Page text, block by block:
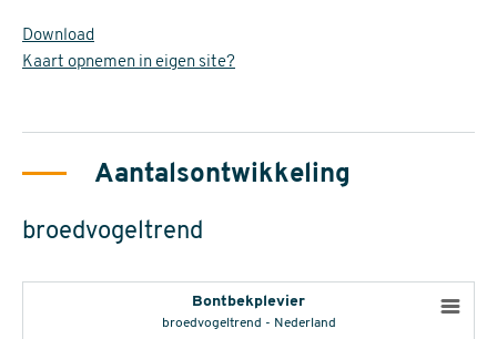
Download
Kaart opnemen in eigen site?
Aantalsontwikkeling
broedvogeltrend
Bontbekplevier
broedvogeltrend - Nederland